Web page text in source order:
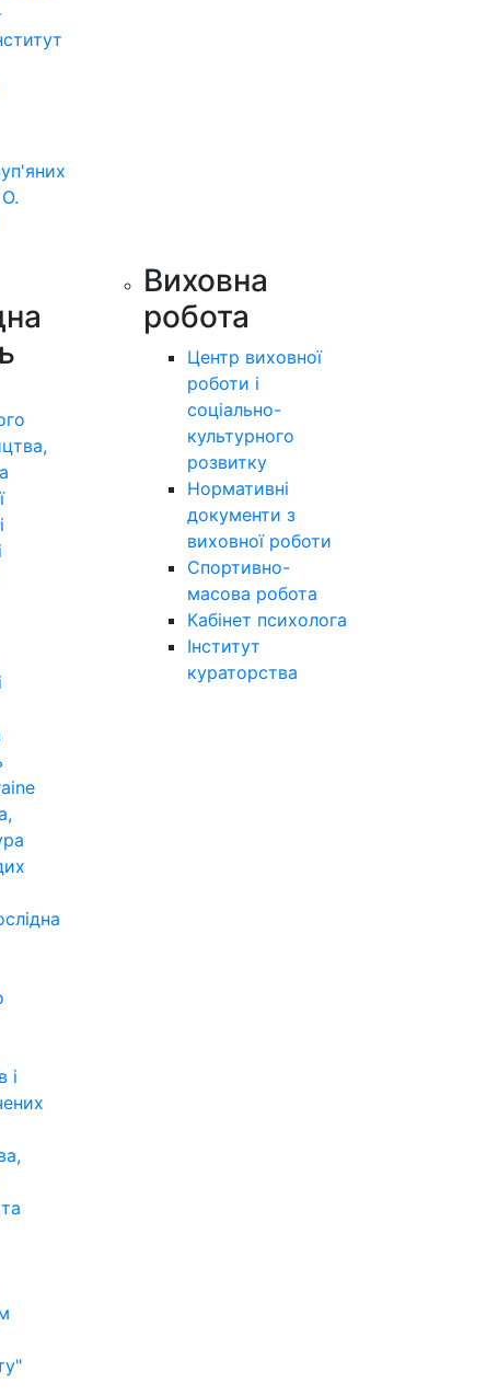
і
Виховна
робота
Центр виховної
роботи і
соціально-
культурного
розвитку
Нормативні
документи з
виховної роботи
Спортивно-
масова робота
Кабінет психолога
Інститут
кураторства